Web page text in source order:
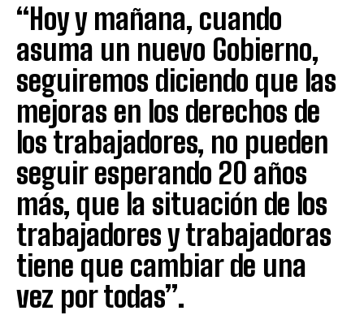
“Hoy y mañana, cuando
asuma un nuevo Gobierno,
seguiremos diciendo que las
mejoras en los derechos de
los trabajadores, no pueden
seguir esperando 20 años
más, que la situación de los
trabajadores y trabajadoras
tiene que cambiar de una
vez por todas”.